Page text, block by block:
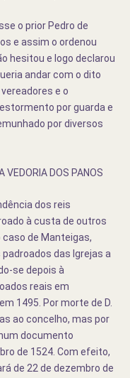
o prior Pedro de
e assim o ordenou
hesitou e logo declarou
andar com o dito
e o
por guarda e
por diversos
VEDORIA DOS PANOS
dos reis
à custa de outros
de Manteigas,
das Igrejas a
se depois à
reais em
1495. Por morte de D.
ao concelho, mas por
documento
de 1524. Com efeito,
de 22 de dezembro de